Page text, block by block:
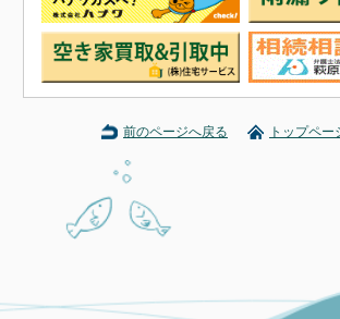
前のページへ戻る トップペー